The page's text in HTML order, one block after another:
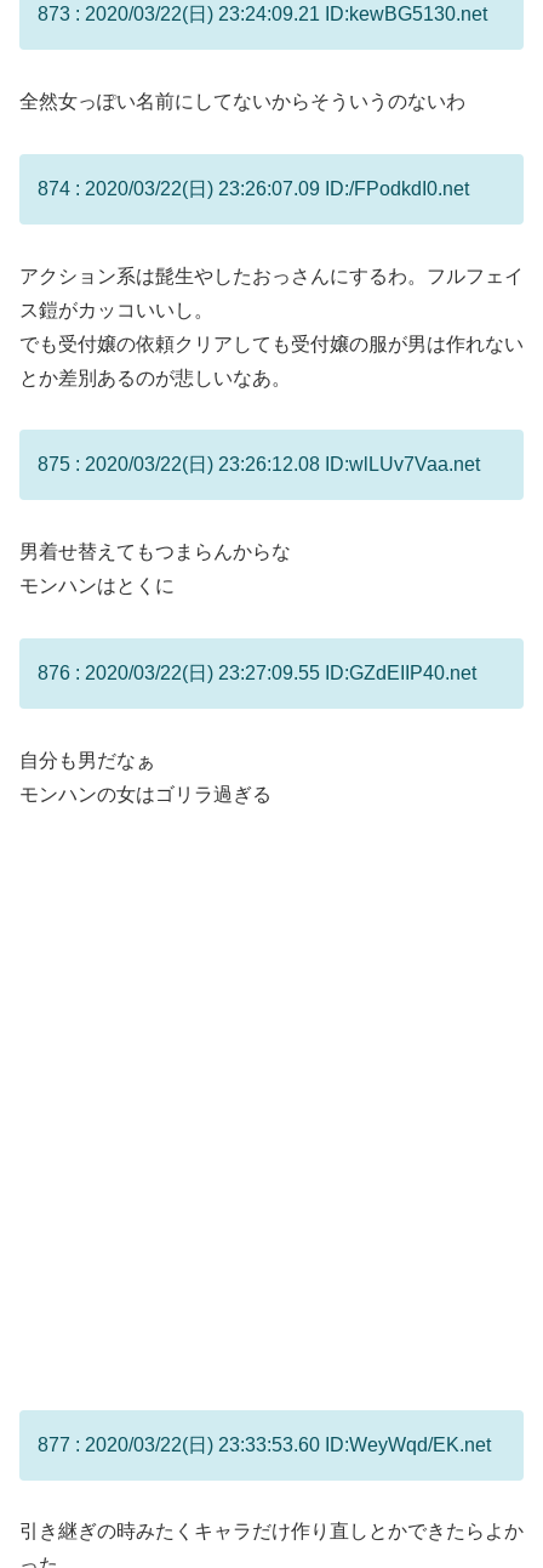
873 : 2020/03/22(日) 23:24:09.21 ID:kewBG5130.net
全然女っぽい名前にしてないからそういうのないわ
874 : 2020/03/22(日) 23:26:07.09 ID:/FPodkdI0.net
アクション系は髭生やしたおっさんにするわ。フルフェイ
ス鎧がカッコいいし。
でも受付嬢の依頼クリアしても受付嬢の服が男は作れない
とか差別あるのが悲しいなあ。
875 : 2020/03/22(日) 23:26:12.08 ID:wlLUv7Vaa.net
男着せ替えてもつまらんからな
モンハンはとくに
876 : 2020/03/22(日) 23:27:09.55 ID:GZdEIIP40.net
自分も男だなぁ
モンハンの女はゴリラ過ぎる
877 : 2020/03/22(日) 23:33:53.60 ID:WeyWqd/EK.net
引き継ぎの時みたくキャラだけ作り直しとかできたらよか